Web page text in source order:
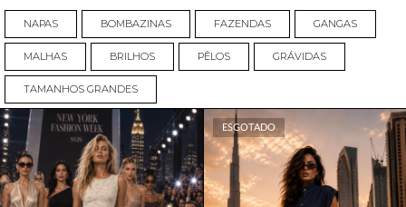
NAPAS BOMBAZINAS FAZENDAS GANGAS
MALHAS BRILHOS PÊLOS GRÁVIDAS
TAMANHOS GRANDES
ESGOTADO